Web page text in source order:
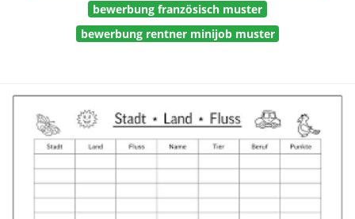
bewerbung französisch muster
bewerbung rentner minijob muster